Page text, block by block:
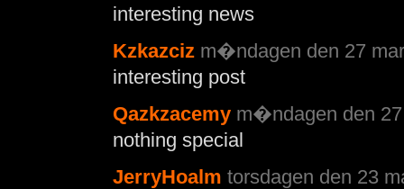
interesting news
Kzkazciz m�ndagen den 27
interesting post
Qazkzacemy m�ndagen den
nothing special
JerryHoalm torsdagen den 23